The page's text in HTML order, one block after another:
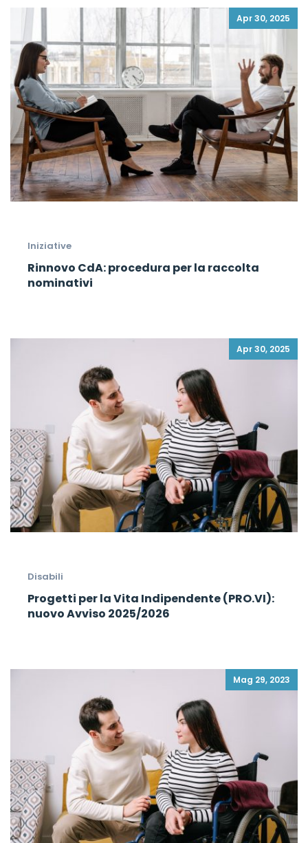
Apr 30, 2025
Iniziative
Rinnovo CdA: procedura per la raccolta
nominativi
Apr 30, 2025
Disabili
Progetti per la Vita Indipendente (PRO.VI):
nuovo Avviso 2025/2026
Mag 29, 2023